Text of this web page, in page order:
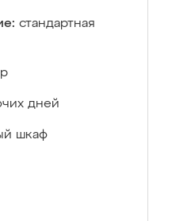
стандартная
дней
шкаф